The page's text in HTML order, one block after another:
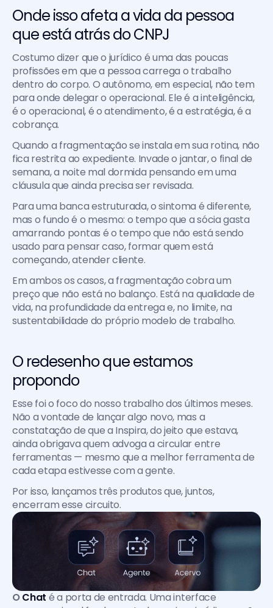
Onde isso afeta a vida da pessoa
que está atrás do CNPJ
Costumo dizer que o jurídico é uma das poucas
profissões em que a pessoa carrega o trabalho
dentro do corpo. O autônomo, em especial, não tem
para onde delegar o operacional. Ele é a inteligência,
é o operacional, é o atendimento, é a estratégia, é a
cobrança.
Quando a fragmentação se instala em sua rotina, não
fica restrita ao expediente. Invade o jantar, o final de
semana, a noite mal dormida pensando em uma
cláusula que ainda precisa ser revisada.
Para uma banca estruturada, o sintoma é diferente,
mas o fundo é o mesmo: o tempo que a sócia gasta
amarrando pontas é o tempo que não está sendo
usado para pensar caso, formar quem está
começando, atender cliente.
Em ambos os casos, a fragmentação cobra um
preço que não está no balanço. Está na qualidade de
vida, na profundidade da entrega e, no limite, na
sustentabilidade do próprio modelo de trabalho.
O redesenho que estamos
propondo
Esse foi o foco do nosso trabalho dos últimos meses.
Não a vontade de lançar algo novo, mas a
constatação de que a Inspira, do jeito que estava,
ainda obrigava quem advoga a circular entre
ferramentas — mesmo que a melhor ferramenta de
cada etapa estivesse com a gente.
Por isso, lançamos três produtos que, juntos,
encerram esse circuito.
O Chat é a porta de entrada. Uma interface